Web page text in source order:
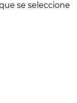
se seleccione